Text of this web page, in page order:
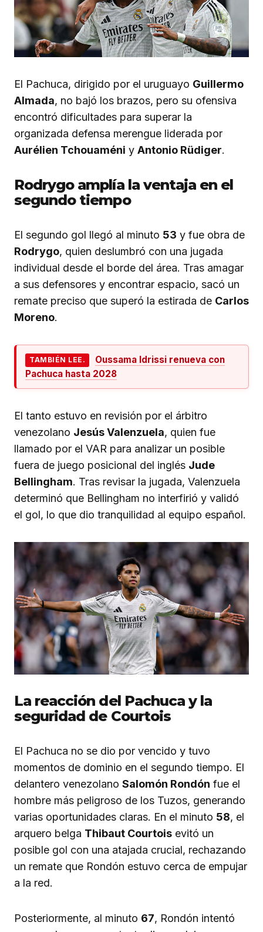
El Pachuca, dirigido por el uruguayo Guillermo
Almada, no bajó los brazos, pero su ofensiva
encontró dificultades para superar la
organizada defensa merengue liderada por
Aurélien Tchouaméni y Antonio Rüdiger.
Rodrygo amplía la ventaja en el
segundo tiempo
El segundo gol llegó al minuto 53 y fue obra de
Rodrygo, quien deslumbró con una jugada
individual desde el borde del área. Tras amagar
a sus defensores y encontrar espacio, sacó un
remate preciso que superó la estirada de Carlos
Moreno.
TAMBIÉN LEE.
Oussama Idrissi renueva con
Pachuca hasta 2028
El tanto estuvo en revisión por el árbitro
venezolano Jesús Valenzuela, quien fue
llamado por el VAR para analizar un posible
fuera de juego posicional del inglés Jude
Bellingham. Tras revisar la jugada, Valenzuela
determinó que Bellingham no interfirió y validó
el gol, lo que dio tranquilidad al equipo español.
La reacción del Pachuca y la
seguridad de Courtois
El Pachuca no se dio por vencido y tuvo
momentos de dominio en el segundo tiempo. El
delantero venezolano Salomón Rondón fue el
hombre más peligroso de los Tuzos, generando
varias oportunidades claras. En el minuto 58, el
arquero belga Thibaut Courtois evitó un
posible gol con una atajada crucial, rechazando
un remate que Rondón estuvo cerca de empujar
a la red.
Posteriormente, al minuto 67, Rondón intentó